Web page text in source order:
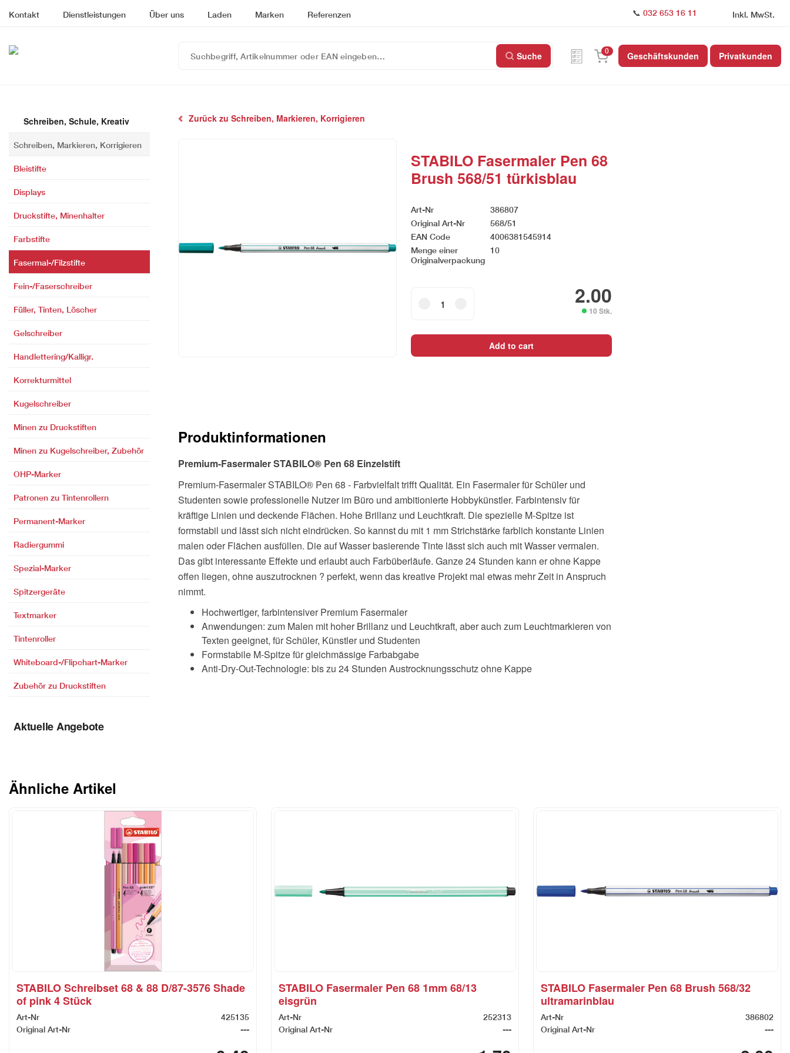
Kontakt Dienstleistungen Über uns Laden Marken Referenzen 📞 032 653 16 11 Inkl. MwSt.
Suchbegriff,
Suche 0 Geschäftskunden Privatkunden
Schreiben, Schule, Kreativ
Schreiben, Markieren, Korrigieren
Bleistifte
Displays
Druckstifte, Minenhalter
Farbstifte
Fasermal-/Filzstifte
Fein-/Faserschreiber
Füller, Tinten, Löscher
Gelschreiber
Handlettering/Kalligr.
Korrekturmittel
Kugelschreiber
Minen zu Druckstiften
Minen zu Kugelschreiber, Zubehör
OHP-Marker
Patronen zu Tintenrollern
Permanent-Marker
Radiergummi
Spezial-Marker
Spitzergeräte
Textmarker
Tintenroller
Whiteboard-/Flipchart-Marker
Zubehör zu Druckstiften
Aktuelle Angebote
Zurück zu Schreiben, Markieren, Korrigieren
STABILO Fasermaler Pen 68
Brush 568/51 türkisblau
Art-Nr
386807
Original Art-Nr
568/51
EAN Code
4006381545914
Menge einer
Originalverpackung
10
2.00
10 Stk.
Fasermaler
68
Brush
Add to cart
Produktinformationen
Premium-Fasermaler STABILO® Pen 68 Einzelstift
Premium-Fasermaler STABILO® Pen 68 - Farbvielfalt trifft Qualität. Ein Fasermaler für Schüler und
Studenten sowie professionelle Nutzer im Büro und ambitionierte Hobbykünstler. Farbintensiv für
kräftige Linien und deckende Flächen. Hohe Brillanz und Leuchtkraft. Die spezielle M-Spitze ist
formstabil und lässt sich nicht eindrücken. So kannst du mit 1 mm Strichstärke farblich konstante Linien
malen oder Flächen ausfüllen. Die auf Wasser basierende Tinte lässt sich auch mit Wasser vermalen.
Das gibt interessante Effekte und erlaubt auch Farbüberläufe. Ganze 24 Stunden kann er ohne Kappe
offen liegen, ohne auszutrocknen ? perfekt, wenn das kreative Projekt mal etwas mehr Zeit in Anspruch
nimmt.
Hochwertiger, farbintensiver Premium Fasermaler
Anwendungen: zum Malen mit hoher Brillanz und Leuchtkraft, aber auch zum Leuchtmarkieren von
Texten geeignet, für Schüler, Künstler und Studenten
Formstabile M-Spitze für gleichmässige Farbabgabe
Anti-Dry-Out-Technologie: bis zu 24 Stunden Austrocknungsschutz ohne Kappe
Ähnliche Artikel
STABILO Schreibset 68 & 88 D/87-3576 Shade
of pink 4 Stück
Art-Nr
425135
Original Art-Nr
---
STABILO Fasermaler Pen 68 1mm 68/13
eisgrün
Art-Nr
252313
Original Art-Nr
---
STABILO Fasermaler Pen 68 Brush 568/32
ultramarinblau
Art-Nr
386802
Original Art-Nr
---